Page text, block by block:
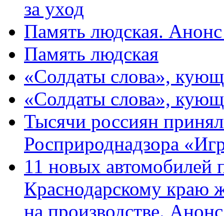
за уход
Память людская.
Память людская
«Солдаты слова»,
«Солдаты слова»,
Тысячи россиян
Росприроднадзора
11 новых автомобилей
Краснодарскому краю
на производстве.